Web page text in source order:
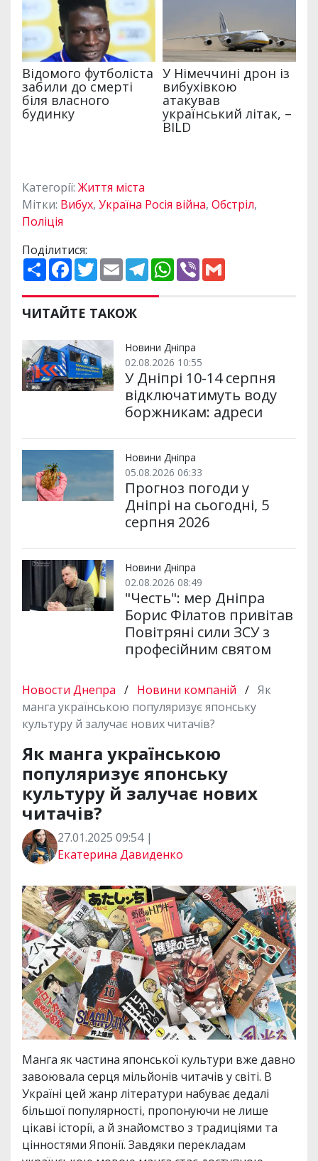
Категорії: Життя міста
Мітки: Вибух, Україна Росія війна, Обстріл,
Поліція
Поділитися:
П
о
ш
и
р
и
и
F
a
c
e
b
o
k
T
w
t
t
e
E
m
a
i
l
T
e
e
m
W
h
a
p
V
b
ЧИТАЙТЕ ТАКОЖ
Новини Дніпра
02.08.2026 10:55
У Дніпрі 10-14 серпня
відключатимуть воду
боржникам: адреси
Новини Дніпра
05.08.2026 06:33
Прогноз погоди у
Дніпрі на сьогодні, 5
серпня 2026
Новини Дніпра
02.08.2026 08:49
"Честь": мер Дніпра
Борис Філатов привітав
Повітряні сили ЗСУ з
професійним святом
Новости Днепра / Новини компаній / Як
манга українською популяризує японську
культуру й залучає нових читачів?
Як манга українською
популяризує японську
культуру й залучає нових
читачів?
27.01.2025 09:54 |
Екатерина Давиденко
Манга як частина японської культури вже давно
завоювала серця мільйонів читачів у світі. В
Україні цей жанр літератури набуває дедалі
більшої популярності, пропонуючи не лише
цікаві історії, а й знайомство з традиціями та
цінностями Японії. Завдяки перекладам